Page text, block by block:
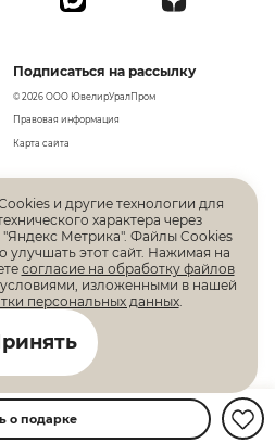
о подарке
Подписаться на рассылку
© 2026 ООО ЮвелирУралПром
Правовая информация
Карта сайта
размещенная на
публичной офертой
Корзина Избранное Вход
и другие технологии для
характера через
Метрика". Файлы Cookies
улучшать этот сайт. Нажимая на
согласие на обработку файлов
условиями, изложенными в нашей
персональных данных.